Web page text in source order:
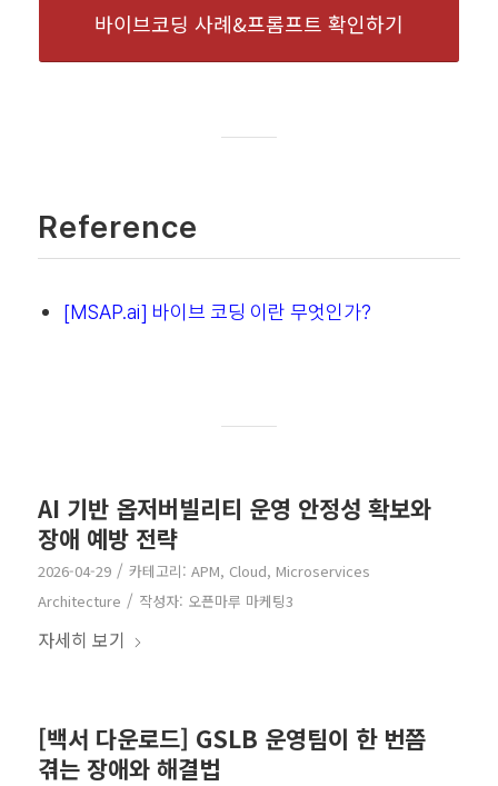
바이브코딩 사례&프롬프트 확인하기
Reference
[MSAP.ai] 바이브 코딩 이란 무엇인가?
AI 기반 옵저버빌리티 운영 안정성 확보와
장애 예방 전략
2026-04-29 / 카테고리: APM, Cloud, Microservices
Architecture / 작성자: 오픈마루 마케팅3
자세히 보기
[백서 다운로드] GSLB 운영팀이 한 번쯤
겪는 장애와 해결법